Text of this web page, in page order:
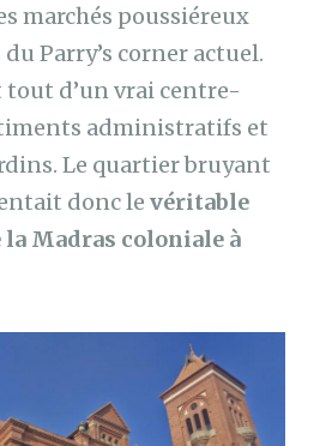
marchés poussiéreux
Parry’s corner actuel.
tout d’un vrai centre-
administratifs et
Le quartier bruyant
donc levéritable
Madras coloniale à